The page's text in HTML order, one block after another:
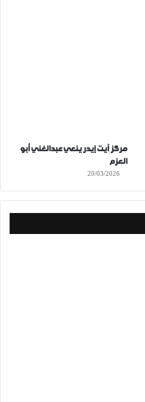
مركز آيت إيدر ينعي عبدالغني أبو
العزم
20/03/2026